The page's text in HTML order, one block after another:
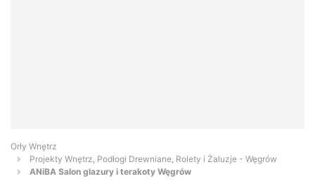
Orły Wnętrz
Projekty Wnętrz, Podłogi Drewniane, Rolety i Żaluzje - Węgrów
ANiBA Salon glazury i terakoty Węgrów